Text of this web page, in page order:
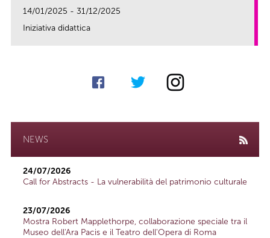
14/01/2025 - 31/12/2025
Iniziativa didattica
NEWS
24/07/2026
Call for Abstracts - La vulnerabilità del patrimonio culturale
23/07/2026
Mostra Robert Mapplethorpe, collaborazione speciale tra il
Museo dell'Ara Pacis e il Teatro dell'Opera di Roma